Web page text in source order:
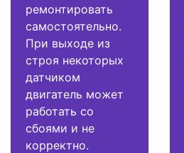
ремонтировать
самостоятельно.
При выходе из
строя некоторых
датчиком
двигатель может
работать со
сбоями и не
корректно.